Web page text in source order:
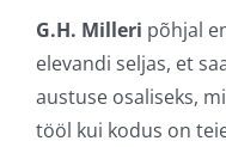
G.H. Milleri põhjal
elevandi seljas, et
austuse osaliseks,
tööl kui kodus on